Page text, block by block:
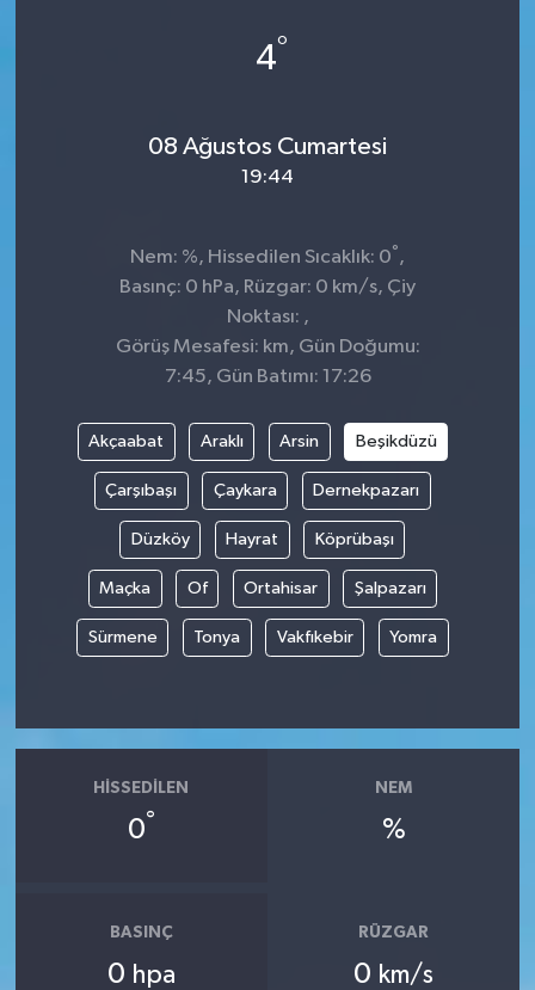
4°
08 Ağustos Cumartesi
19:44
Nem: %, Hissedilen Sıcaklık: 0° ,
Basınç: 0 hPa, Rüzgar: 0 km/s, Çiy
Noktası: ,
Görüş Mesafesi: km, Gün Doğumu:
7:45, Gün Batımı: 17:26
Akçaabat Araklı Arsin Beşikdüzü
Çarşıbaşı Çaykara Dernekpazarı
Düzköy Hayrat Köprübaşı
Maçka Of Ortahisar Şalpazarı
Sürmene Tonya Vakfıkebir Yomra
HISSEDILEN
0°
NEM
%
BASINÇ
0 hpa
RÜZGAR
0 km/s
Kültür & Sanat
KURDÎ
Sağlık & Yaşam
Siyaset
Spor
Yaşam